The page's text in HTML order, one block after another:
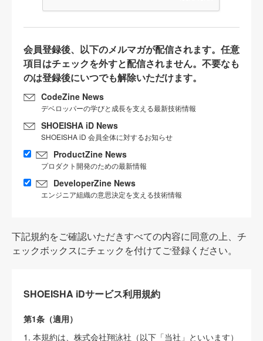
会員登録後、以下のメルマガが配信されます。任意
項目はチェックを外すと配信されません。不要なも
のは登録後にいつでも解除いただけます。
CodeZine News
デベロッパーの学びと成長を支える最新技術情報
SHOEISHA iD News
SHOEISHA iD 会員全体に対するお知らせ
ProductZine News
プロダクト開発のための最新情報
DeveloperZine News
エンジニア組織の意思決定を支える技術情報
下記規約をご確認いただきすべての内容に同意の上、チ
ェックボックスにチェックを付けてご登録ください。
SHOEISHA iDサービス利用規約
第1条（適用）
1. 本規約は、株式会社翔泳社（以下「当社」といいます）